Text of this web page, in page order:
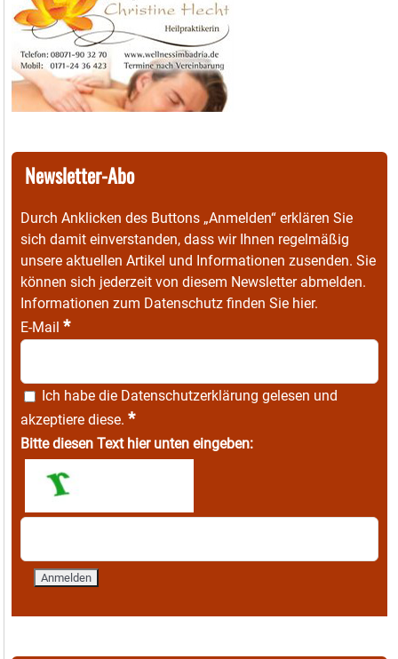
Newsletter-Abo
Durch Anklicken des Buttons „Anmelden“ erklären Sie
sich damit einverstanden, dass wir Ihnen regelmäßig
unsere aktuellen Artikel und Informationen zusenden. Sie
können sich jederzeit von diesem Newsletter abmelden.
Informationen zum Datenschutz finden Sie hier.
E-Mail *
Ich habe die Datenschutzerklärung gelesen und
akzeptiere diese. *
Bitte diesen Text hier unten eingeben: